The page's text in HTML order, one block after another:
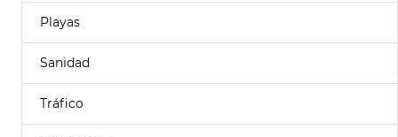
Playas
Sanidad
Tráfico